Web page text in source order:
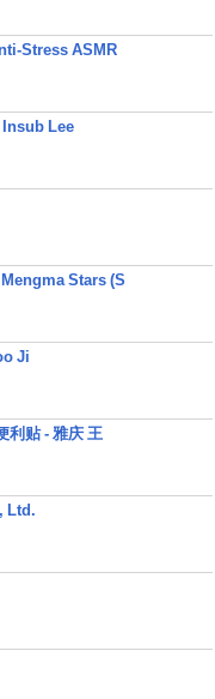
주문도 내 맘대로
또 구매할 수 있어
배송주문을 통해 택
습니다.
는 없었다. 이것은
.
Stress ASMR
Insub Lee
Stars (S
Ji
利贴 - 雅庆 王
Ltd.